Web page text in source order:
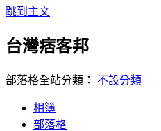
跳到主文
台灣痞客邦
部落格全站分類： 不設分類
相簿
部落格